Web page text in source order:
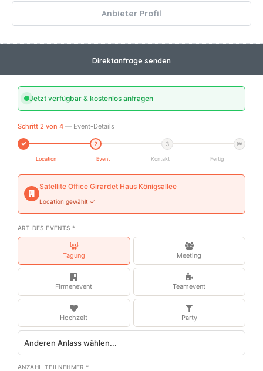
Anbieter Profil
Direktanfrage senden
Jetzt verfügbar & kostenlos anfragen
Schritt 2 von 4 — Event-Details
2 3
Location Event Kontakt Fertig
Satellite Office Girardet Haus Königsallee
Location gewählt ✓
ART DES EVENTS *
Tagung Meeting
Firmenevent Teamevent
Hochzeit Party
ANZAHL TEILNEHMER *